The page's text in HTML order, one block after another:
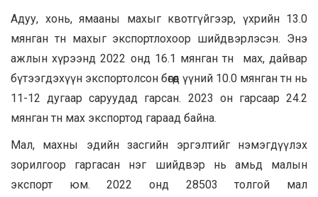
Адуу, хонь, ямааны махыг квотгүйгээр, үхрийн 13.0
мянган тн махыг экспортлохоор шийдвэрлэсэн. Энэ
ажлын хүрээнд 2022 онд 16.1 мянган тн мах, дайвар
бүтээгдэхүүн экспортолсон бөгөөд үүний 10.0 мянган тн нь
11-12 дугаар саруудад гарсан. 2023 он гарсаар 24.2
мянган тн мах экспортод гараад байна.
Мал, махны эдийн засгийн эргэлтийг нэмэгдүүлэх
зорилгоор гаргасан нэг шийдвэр нь амьд малын
экспорт юм. 2022 онд 28503 толгой мал